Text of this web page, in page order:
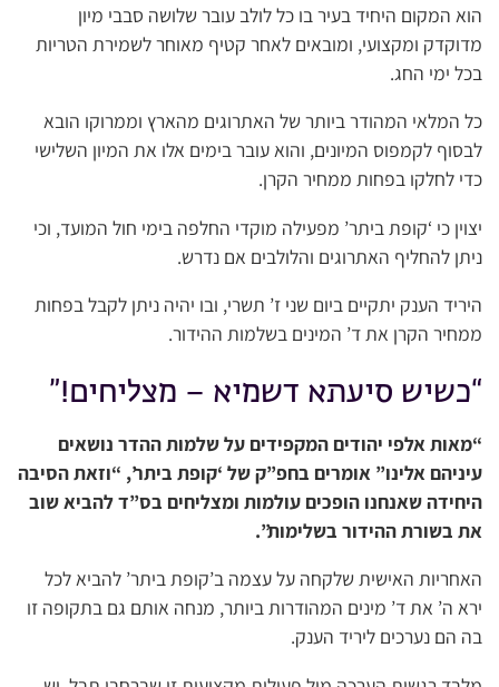
הוא המקום היחיד בעיר בו כל לולב עובר שלושה סבבי מיון
מדוקדק ומקצועי, ומובאים לאחר קטיף מאוחר לשמירת הטריות
בכל ימי החג.
כל המלאי המהודר ביותר של האתרוגים מהארץ וממרוקו הובא
לבסוף לקמפוס המיונים, והוא עובר בימים אלו את המיון השלישי
כדי לחלקו בפחות ממחיר הקרן.
יצוין כי ‘קופת ביתר’ מפעילה מוקדי החלפה בימי חול המועד, וכי
ניתן להחליף האתרוגים והלולבים אם נדרש.
היריד הענק יתקיים ביום שני ז’ תשרי, ובו יהיה ניתן לקבל בפחות
ממחיר הקרן את ד’ המינים בשלמות ההידור.
“כשיש סיעתא דשמיא – מצליחים!”
“מאות אלפי יהודים המקפידים על שלמות ההדר נושאים
עיניהם אלינו” אומרים בחפ”ק של ‘קופת ביתר’, “וזאת הסיבה
היחידה שאנחנו הופכים עולמות ומצליחים בס”ד להביא שוב
את בשורת ההידור בשלימות”.
האחריות האישית שלקחה על עצמה ב’קופת ביתר’ להביא לכל
ירא ה’ את ד’ מינים המהודרות ביותר, מנחה אותם גם בתקופה זו
בה הם נערכים ליריד הענק.